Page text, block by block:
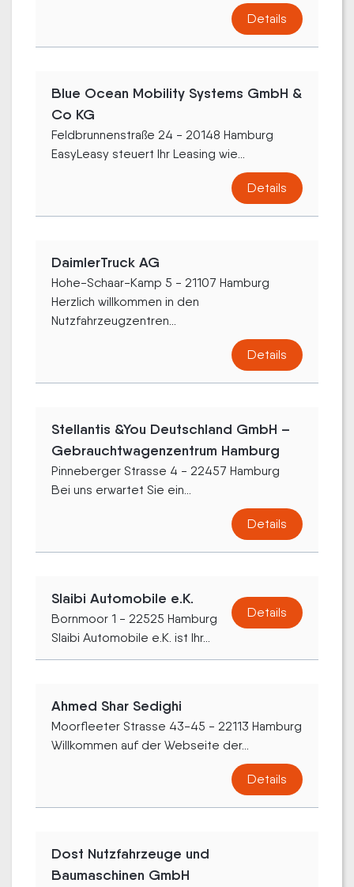
Details
Blue Ocean Mobility Systems GmbH &
Co KG
Feldbrunnenstraße 24 - 20148 Hamburg
EasyLeasy steuert Ihr Leasing wie...
Details
DaimlerTruck AG
Hohe-Schaar-Kamp 5 - 21107 Hamburg
Herzlich willkommen in den
Nutzfahrzeugzentren...
Details
Stellantis &You Deutschland GmbH –
Gebrauchtwagenzentrum Hamburg
Pinneberger Strasse 4 - 22457 Hamburg
Bei uns erwartet Sie ein...
Details
Slaibi Automobile e.K.
Bornmoor 1 - 22525 Hamburg
Slaibi Automobile e.K. ist Ihr...
Details
Ahmed Shar Sedighi
Moorfleeter Strasse 43-45 - 22113 Hamburg
Willkommen auf der Webseite der...
Details
Dost Nutzfahrzeuge und
Baumaschinen GmbH